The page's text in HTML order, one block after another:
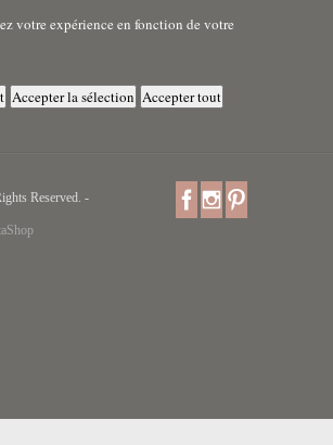
votre expérience en fonction de votre
Accepter la sélection Accepter tout
Reserved. -